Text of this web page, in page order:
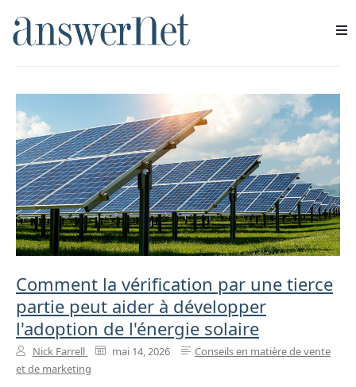
Industries
Ressources
À propos de nous
Nous contacter
Solutions pour l'industrie
Comment la vérification par une tierce
partie peut aider à développer
l'adoption de l'énergie solaire
Nick Farrell mai 14, 2026
Conseils en matière de vente
et de marketing